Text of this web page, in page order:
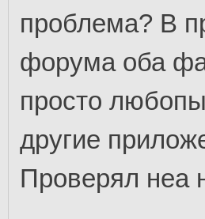
проблема? В
форума оба
просто
другие
Проверял неа